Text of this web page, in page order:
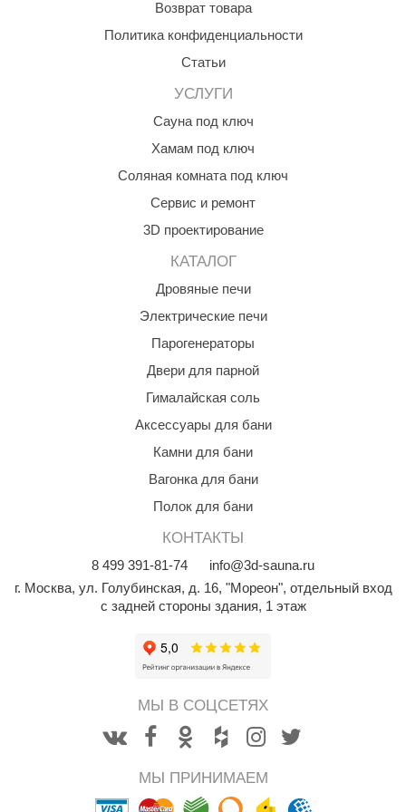
Возврат товара
Политика конфиденциальности
Статьи
УСЛУГИ
Сауна под ключ
Хамам под ключ
Соляная комната под ключ
Сервис и ремонт
3D проектирование
КАТАЛОГ
Дровяные печи
Электрические печи
Парогенераторы
Двери для парной
Гималайская соль
Аксессуары для бани
Камни для бани
Вагонка для бани
Полок для бани
КОНТАКТЫ
8 499 391-81-74
info@3d-sauna.ru
г. Москва, ул. Голубинская, д. 16, "Мореон", отдельный вход
с задней стороны здания, 1 этаж
МЫ В СОЦСЕТЯХ
МЫ ПРИНИМАЕМ